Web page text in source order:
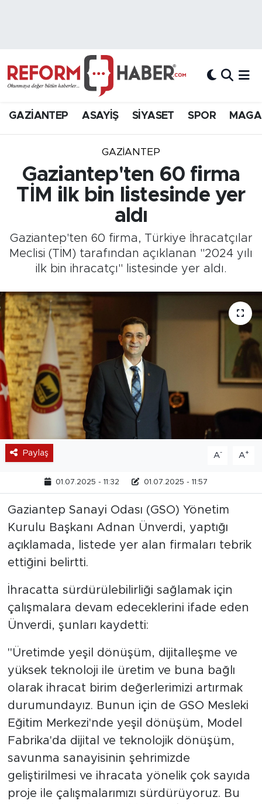
GAZİANTEP ASAYİŞ SİYASET SPOR
GAZIANTEP
Gaziantep'ten 60 firma
TİM ilk bin listesinde yer
aldı
Gaziantep'ten 60 firma, Türkiye İhracatçılar
Meclisi (TİM) tarafından açıklanan "2024 yılı
ilk bin ihracatçı" listesinde yer aldı.
Paylaş A- A+
01.07.2025 - 11:32 01.07.2025 - 11:57
Gaziantep Sanayi Odası (GSO) Yönetim
Kurulu Başkanı Adnan Ünverdi, yaptığı
açıklamada, listede yer alan firmaları tebrik
ettiğini belirtti.
İhracatta sürdürülebilirliği sağlamak için
çalışmalara devam edeceklerini ifade eden
Ünverdi, şunları kaydetti:
"Üretimde yeşil dönüşüm, dijitalleşme ve
yüksek teknoloji ile üretim ve buna bağlı
olarak ihracat birim değerlerimizi artırmak
durumundayız. Bunun için de GSO Mesleki
Eğitim Merkezi'nde yeşil dönüşüm, Model
Fabrika'da dijital ve teknolojik dönüşüm,
savunma sanayisinin şehrimizde
geliştirilmesi ve ihracata yönelik çok sayıda
proje ile çalışmalarımızı sürdürüyoruz. Bu
Hava Durumu
Süper Lig Puan Durumu ve Fikstür
Tüm Manşetler
Son Dakika Haberleri